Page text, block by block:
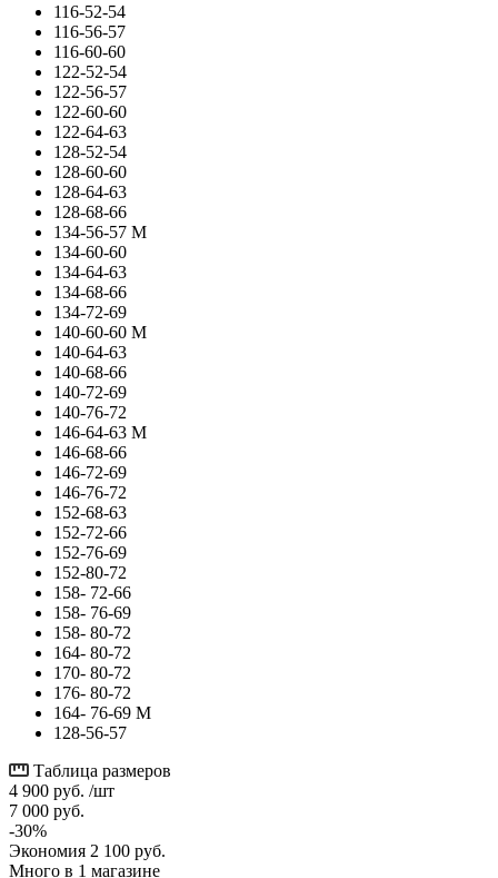
116-52-54
116-56-57
116-60-60
122-52-54
122-56-57
122-60-60
122-64-63
128-52-54
128-60-60
128-64-63
128-68-66
134-56-57 М
134-60-60
134-64-63
134-68-66
134-72-69
140-60-60 М
140-64-63
140-68-66
140-72-69
140-76-72
146-64-63 М
146-68-66
146-72-69
146-76-72
152-68-63
152-72-66
152-76-69
152-80-72
158- 72-66
158- 76-69
158- 80-72
164- 80-72
170- 80-72
176- 80-72
164- 76-69 М
128-56-57
Таблица размеров
4 900 руб. /шт
7 000 руб.
-30%
Экономия 2 100 руб.
Много в 1 магазине